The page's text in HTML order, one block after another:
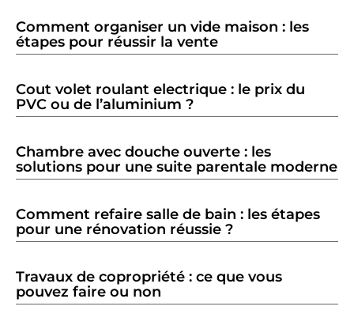
Comment organiser un vide maison : les
étapes pour réussir la vente
Cout volet roulant electrique : le prix du
PVC ou de l’aluminium ?
Chambre avec douche ouverte : les
solutions pour une suite parentale moderne
Comment refaire salle de bain : les étapes
pour une rénovation réussie ?
Travaux de copropriété : ce que vous
pouvez faire ou non